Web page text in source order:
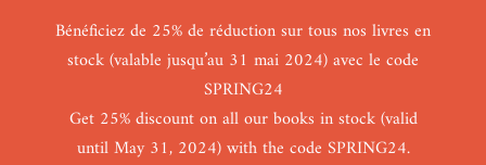
Bénéficiez de 25% de réduction sur tous nos livres en
stock (valable jusqu’au 31 mai 2024) avec le code
SPRING24
Get 25% discount on all our books in stock (valid
until May 31, 2024) with the code SPRING24.
0 0